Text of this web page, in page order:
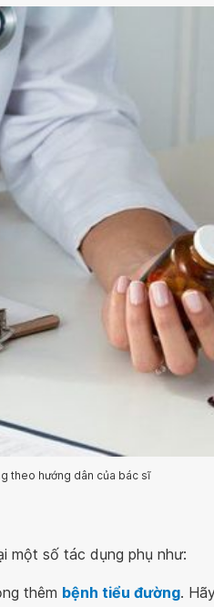
theo hướng dân của bác sĩ
một số tác dụng phụ như:
thêm bệnh tiểu đường.